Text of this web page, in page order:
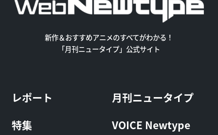
新作＆おすすめアニメのすべてがわかる！
「月刊ニュータイプ」公式サイト
レポート
特集
月刊ニュータイプ
VOICE Newtype